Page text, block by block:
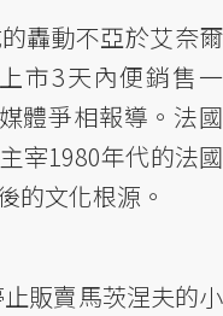
轟動不亞於艾奈爾
市3天內便銷售一
體爭相報導。法國
宰1980年代的法國
的文化根源。
販賣馬茨涅夫的小